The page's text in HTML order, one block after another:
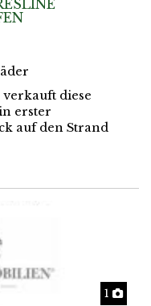
diese
erster
auf den Strand
1 Fotos